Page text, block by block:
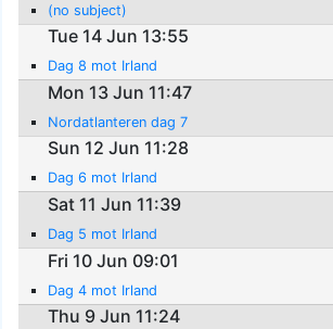
(no subject)
Tue 14 Jun 13:55
Dag 8 mot Irland
Mon 13 Jun 11:47
Nordatlanteren dag 7
Sun 12 Jun 11:28
Dag 6 mot Irland
Sat 11 Jun 11:39
Dag 5 mot Irland
Fri 10 Jun 09:01
Dag 4 mot Irland
Thu 9 Jun 11:24